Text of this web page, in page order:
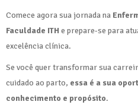
Comece agora sua jornada na
Faculdade ITH e prepare-se para
excelência clínica.
Se você quer transformar sua
cuidado ao parto, essa é a sua
conhecimento e propósito.